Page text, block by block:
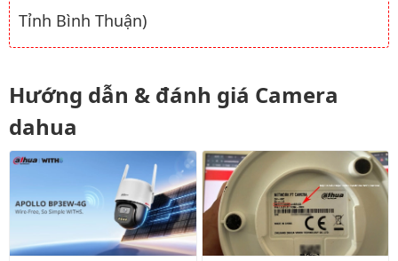
Tỉnh Bình Thuận)
Hướng dẫn & đánh giá Camera
dahua